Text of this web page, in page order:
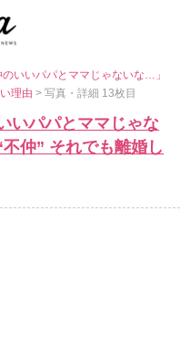
いいパパとママじゃないな…」
い理由> 写真・詳細 13枚目
いパパとママじゃな
仲” それでも離婚し